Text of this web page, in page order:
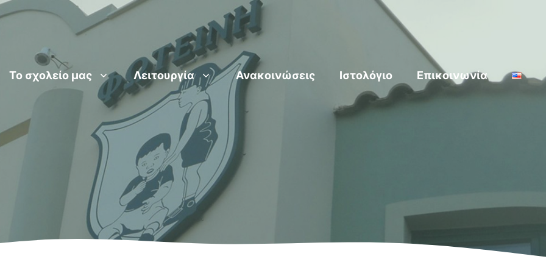
Το σχολείο μας Λειτουργία Ανακοινώσεις Ιστολόγιο Επικοινωνία